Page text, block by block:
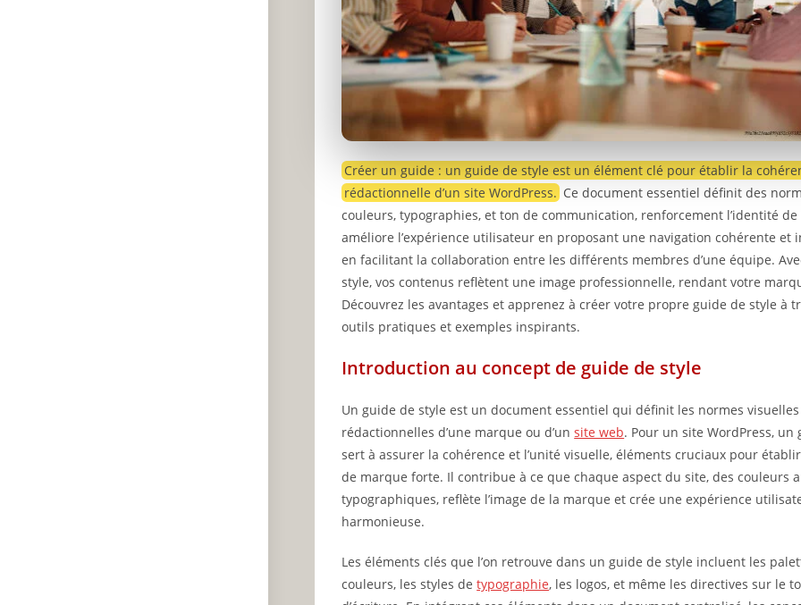
Créer un guide : un guide de style est un élément clé pour établir la
rédactionnelle d’un site WordPress. Ce document essentiel définit des
couleurs, typographies, et ton de communication, renforcement l’identité
améliore l’expérience utilisateur en proposant une navigation cohérente et
en facilitant la collaboration entre les différents membres d’une équipe.
style, vos contenus reflètent une image professionnelle, rendant votre
Découvrez les avantages et apprenez à créer votre propre guide de style à
outils pratiques et exemples inspirants.
Introduction au concept de guide de style
Un guide de style est un document essentiel qui définit les normes
rédactionnelles d’une marque ou d’unsite web. Pour un site WordPress, un
sert à assurer la cohérence et l’unité visuelle, éléments cruciaux pour
de marque forte. Il contribue à ce que chaque aspect du site, des couleurs
typographiques, reflète l’image de la marque et crée une expérience
harmonieuse.
Les éléments clés que l’on retrouve dans un guide de style incluent les
couleurs, les styles detypographie, les logos, et même les directives sur le